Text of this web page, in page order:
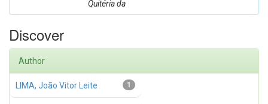
Quitéria da
Discover
Author
1
LIMA, João Vitor Leite